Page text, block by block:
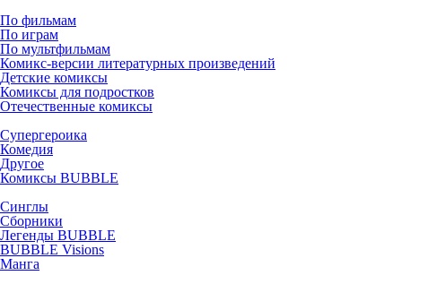
По фильмам
По играм
По мультфильмам
Комикс-версии литературных произведений
Детские комиксы
Комиксы для подростков
Отечественные комиксы
Супергероика
Комедия
Другое
Комиксы BUBBLE
Синглы
Сборники
Легенды BUBBLE
BUBBLE Visions
Манга